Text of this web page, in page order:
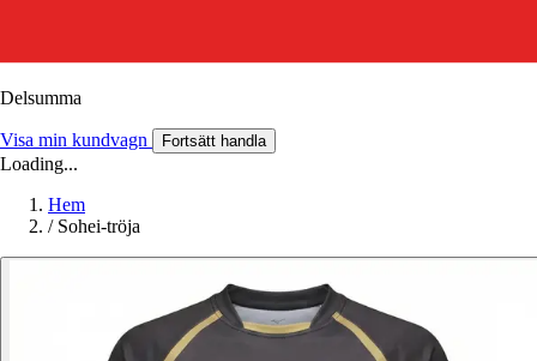
Delsumma
Visa min kundvagn Fortsätt handla
Loading...
Hem
/ Sohei-tröja